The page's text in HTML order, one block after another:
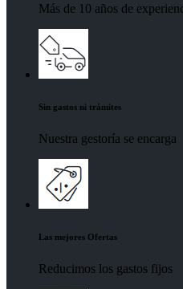
Más de 10 años de
Sin gastos ni trámites
Nuestra gestoría se encarga
Las mejores Ofertas
Reducimos los gastos fijos